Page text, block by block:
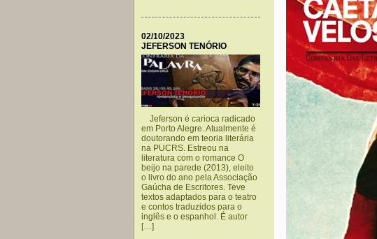
02/10/2023
JEFERSON TENÓRIO
Jeferson é carioca radicado
em Porto Alegre. Atualmente é
doutorando em teoria literária
na PUCRS. Estreou na
literatura com o romance O
beijo na parede (2013), eleito
o livro do ano pela Associação
Gaúcha de Escritores. Teve
textos adaptados para o teatro
e contos traduzidos para o
inglês e o espanhol. É autor
[…]